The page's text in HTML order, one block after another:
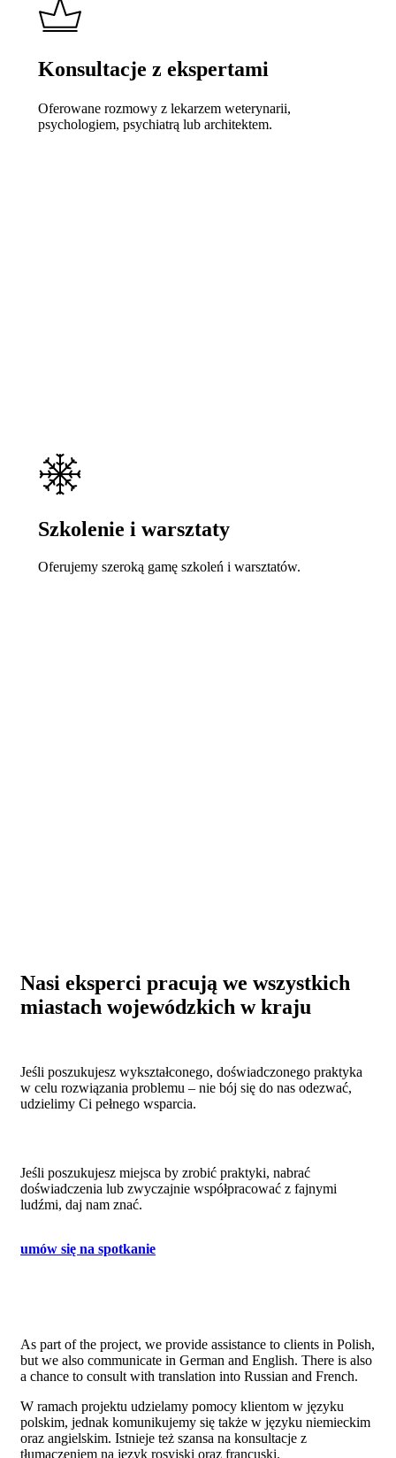
Konsultacje z ekspertami
Oferowane rozmowy z lekarzem weterynarii,
psychologiem, psychiatrą lub architektem.
Szkolenie i warsztaty
Oferujemy szeroką gamę szkoleń i warsztatów.
Nasi eksperci pracują we wszystkich
miastach wojewódzkich w kraju
Jeśli poszukujesz wykształconego, doświadczonego praktyka
w celu rozwiązania problemu – nie bój się do nas odezwać,
udzielimy Ci pełnego wsparcia.
Jeśli poszukujesz miejsca by zrobić praktyki, nabrać
doświadczenia lub zwyczajnie współpracować z fajnymi
ludźmi, daj nam znać.
umów się na spotkanie
As part of the project, we provide assistance to clients in Polish,
but we also communicate in German and English. There is also
a chance to consult with translation into Russian and French.
W ramach projektu udzielamy pomocy klientom w języku
polskim, jednak komunikujemy się także w języku niemieckim
oraz angielskim. Istnieje też szansa na konsultacje z
tłumaczeniem na język rosyjski oraz francuski.